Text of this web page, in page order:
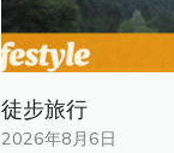
徒步旅行
2026年8月6日